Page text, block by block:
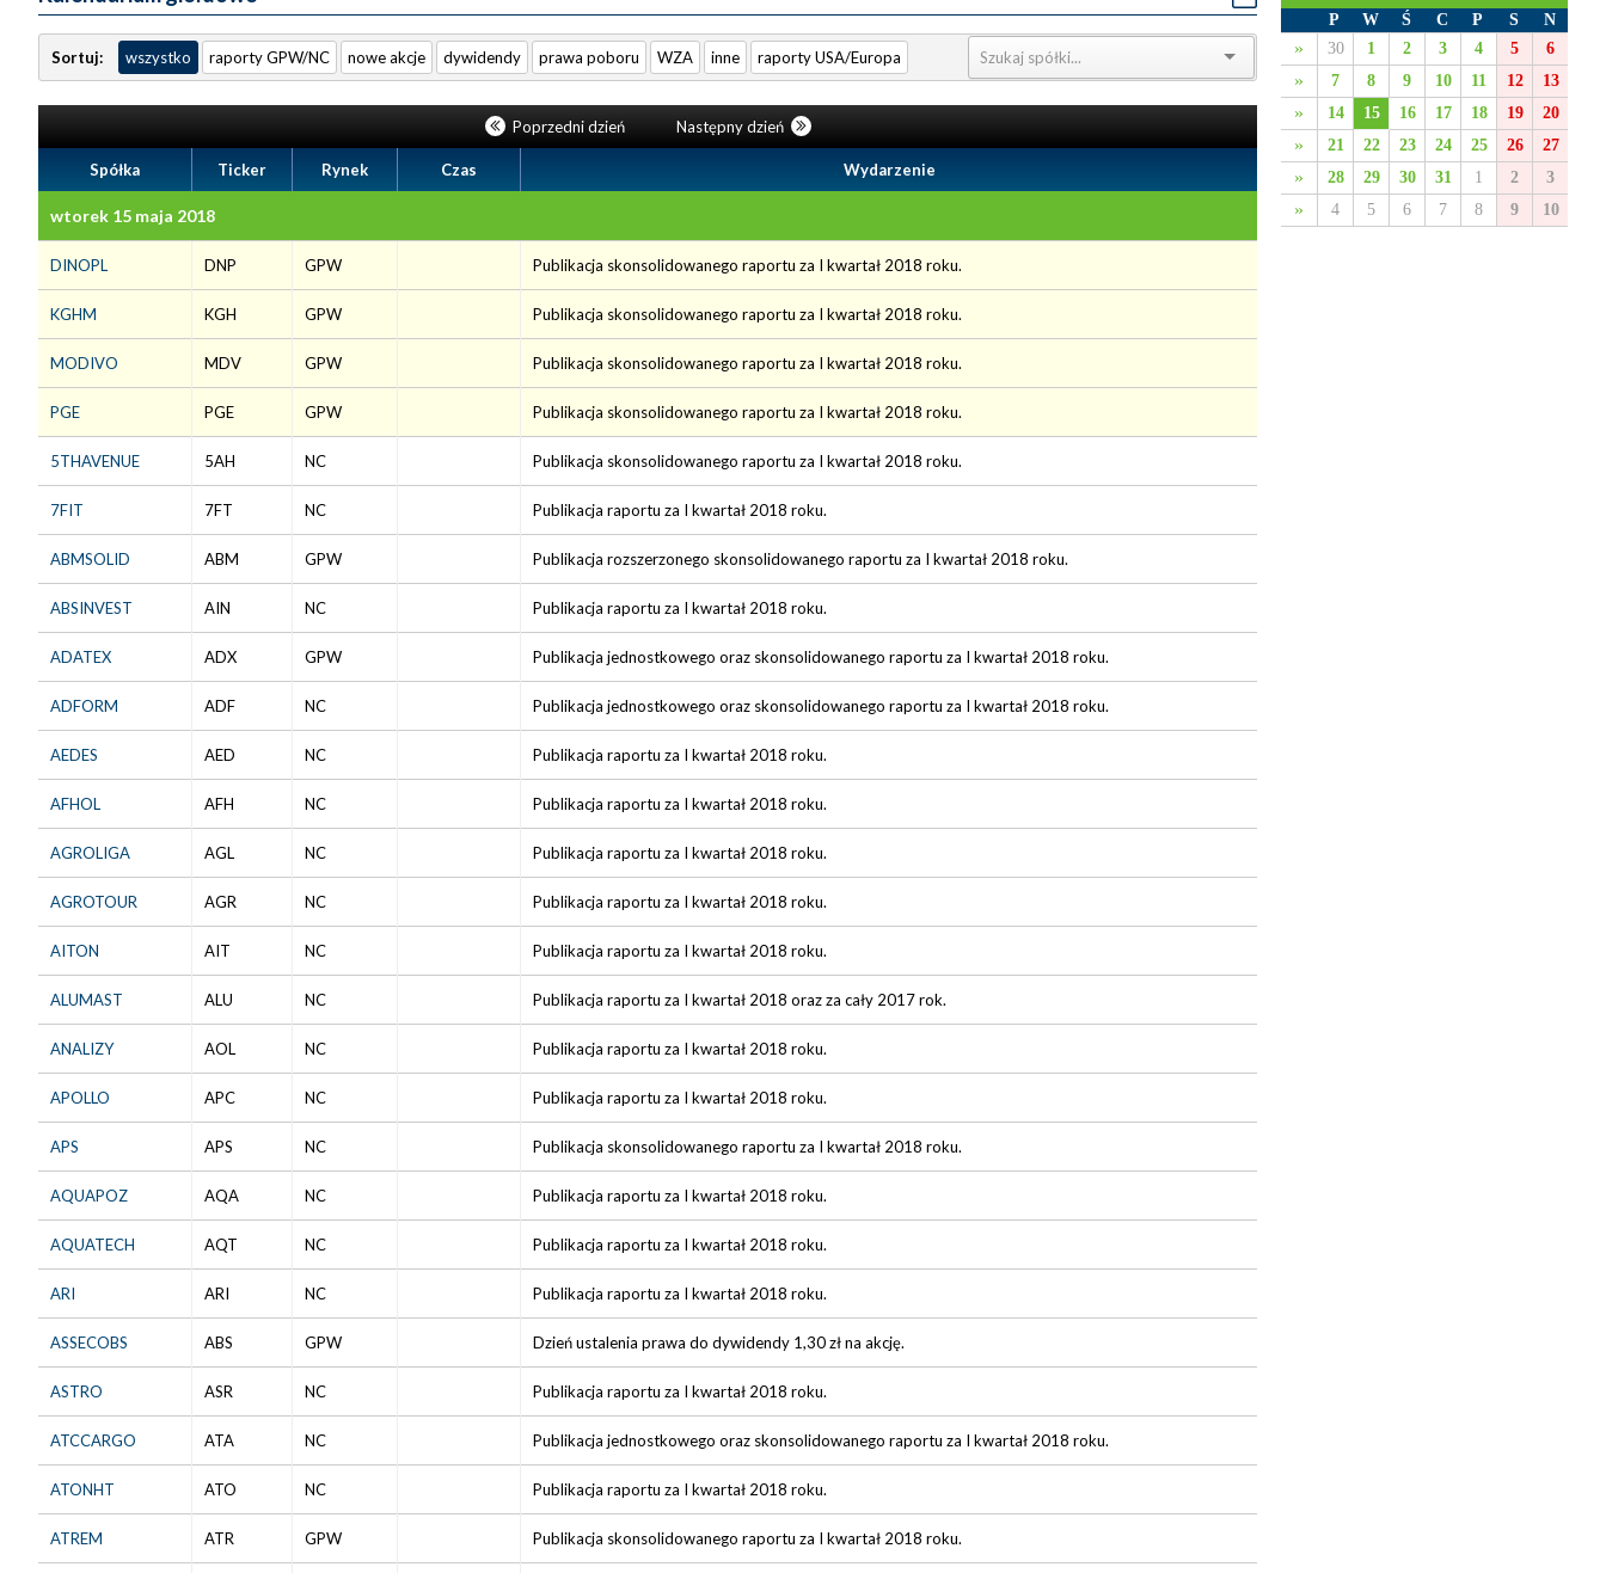
Sortuj: wszystko raporty GPW/NC nowe akcje dywidendy prawa poboru WZA inne raporty USA/Europa
Poprzedni dzień Następny dzień
Spółka Ticker Rynek Czas Wydarzenie
wtorek 15 maja 2018
DINOPL DNP GPW Publikacja skonsolidowanego raportu za I kwartał 2018 roku.
KGHM KGH GPW Publikacja skonsolidowanego raportu za I kwartał 2018 roku.
MODIVO MDV GPW Publikacja skonsolidowanego raportu za I kwartał 2018 roku.
PGE PGE GPW Publikacja skonsolidowanego raportu za I kwartał 2018 roku.
5THAVENUE 5AH NC Publikacja skonsolidowanego raportu za I kwartał 2018 roku.
7FIT 7FT NC Publikacja raportu za I kwartał 2018 roku.
ABMSOLID ABM GPW Publikacja rozszerzonego skonsolidowanego raportu za I kwartał 2018 roku.
ABSINVEST AIN NC Publikacja raportu za I kwartał 2018 roku.
ADATEX ADX GPW Publikacja jednostkowego oraz skonsolidowanego raportu za I kwartał 2018 roku.
ADFORM ADF NC Publikacja jednostkowego oraz skonsolidowanego raportu za I kwartał 2018 roku.
AEDES AED NC Publikacja raportu za I kwartał 2018 roku.
AFHOL AFH NC Publikacja raportu za I kwartał 2018 roku.
AGROLIGA AGL NC Publikacja raportu za I kwartał 2018 roku.
AGROTOUR AGR NC Publikacja raportu za I kwartał 2018 roku.
AITON AIT NC Publikacja raportu za I kwartał 2018 roku.
ALUMAST ALU NC Publikacja raportu za I kwartał 2018 oraz za cały 2017 rok.
ANALIZY AOL NC Publikacja raportu za I kwartał 2018 roku.
APOLLO APC NC Publikacja raportu za I kwartał 2018 roku.
APS APS NC Publikacja skonsolidowanego raportu za I kwartał 2018 roku.
AQUAPOZ AQA NC Publikacja raportu za I kwartał 2018 roku.
AQUATECH AQT NC Publikacja raportu za I kwartał 2018 roku.
ARI ARI NC Publikacja raportu za I kwartał 2018 roku.
ASSECOBS ABS GPW Dzień ustalenia prawa do dywidendy 1,30 zł na akcję.
ASTRO ASR NC Publikacja raportu za I kwartał 2018 roku.
ATCCARGO ATA NC Publikacja jednostkowego oraz skonsolidowanego raportu za I kwartał 2018 roku.
ATONHT ATO NC Publikacja raportu za I kwartał 2018 roku.
ATREM ATR GPW Publikacja skonsolidowanego raportu za I kwartał 2018 roku.
» 30 1 2 3 4 5 6
» 7 8 9 10 11 12 13
» 14 15 16 17 18 19 20
» 21 22 23 24 25 26 27
» 28 29 30 31 1 2 3
» 4 5 6 7 8 9 10
P W Ś C P S N